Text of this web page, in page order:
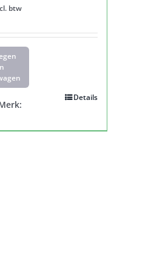
btw
Details